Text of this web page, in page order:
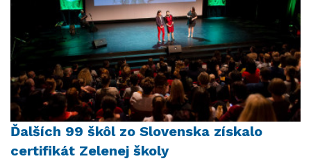
Ďalších 99 škôl zo Slovenska získalo
certifikát Zelenej školy